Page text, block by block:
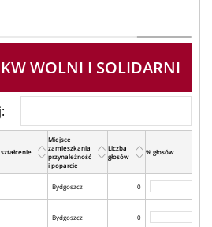
WOLNI I SOLIDARNI
Miejsce
zamieszkania
przynależność
i poparcie
Liczba
głosów
% głosów
Bydgoszcz 0
Bydgoszcz 0